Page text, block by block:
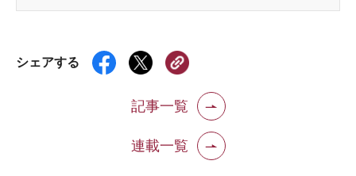
シェアする
記事一覧
連載一覧